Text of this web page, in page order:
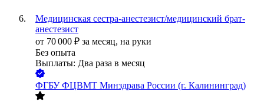
Медицинская сестра-анестезист/медицинский брат-
анестезист
от 70 000 ₽ за месяц, на руки
Без опыта
Выплаты: Два раза в месяц
ФГБУ ФЦВМТ Минздрава России (г. Калининград)